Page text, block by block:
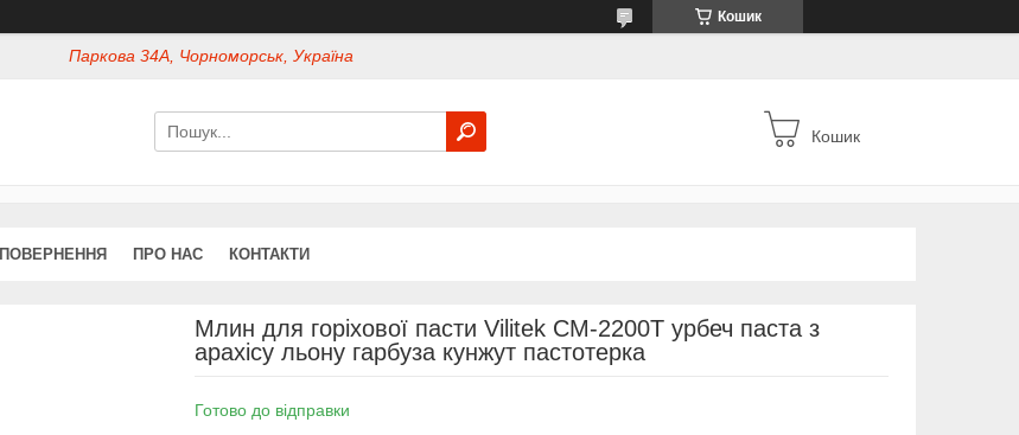
Кошик
Паркова 34А, Чорноморськ, Україна
Кошик
ПОВЕРНЕННЯ ПРО НАС КОНТАКТИ
Млин для горіхової пасти Vilitek CM-2200T урбеч паста з
арахісу льону гарбуза кунжут пастотерка
Готово до відправки